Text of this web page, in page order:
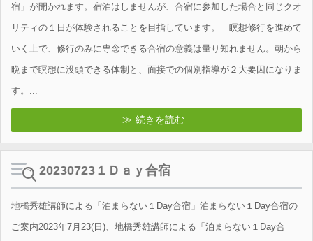
宿」が開かれます。宿泊はしませんが、合宿に参加した場合と同じクオ
リティの１日が体験されることを目指しています。 瞑想修行を進めて
いく上で、修行のみに専念できる合宿の意義は量り知れません。朝から
晩まで瞑想に没頭できる体制と、面接での個別指導が２大要因になりま
す。...
続きを読む
20230723１Ｄａｙ合宿
地橋秀雄講師による「泊まらない１Day合宿」泊まらない１Day合宿の
ご案内2023年7月23(日)、地橋秀雄講師による「泊まらない１Day合